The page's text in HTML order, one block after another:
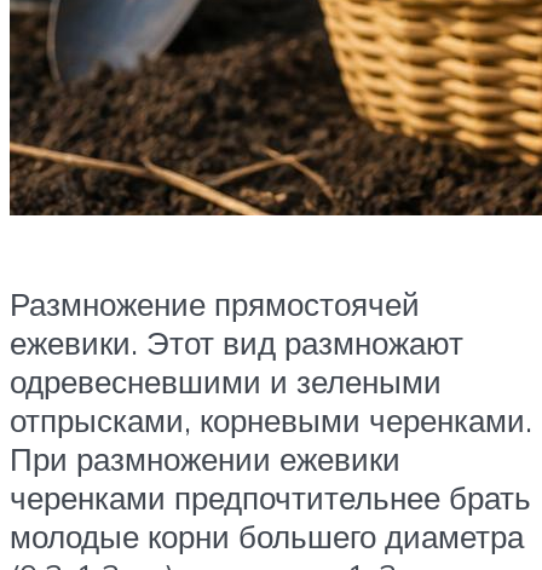
Размножение прямостоячей
ежевики. Этот вид размножают
одревесневшими и зелеными
отпрысками, корневыми черенками.
При размножении ежевики
черенками предпочтительнее брать
молодые корни большего диаметра